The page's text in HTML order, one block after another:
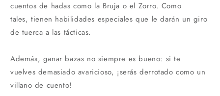
cuentos de hadas como la Bruja o el Zorro. Como
tales, tienen habilidades especiales que le darán un giro
de tuerca a las tácticas.
Además, ganar bazas no siempre es bueno: si te
vuelves demasiado avaricioso, ¡serás derrotado como un
villano de cuento!